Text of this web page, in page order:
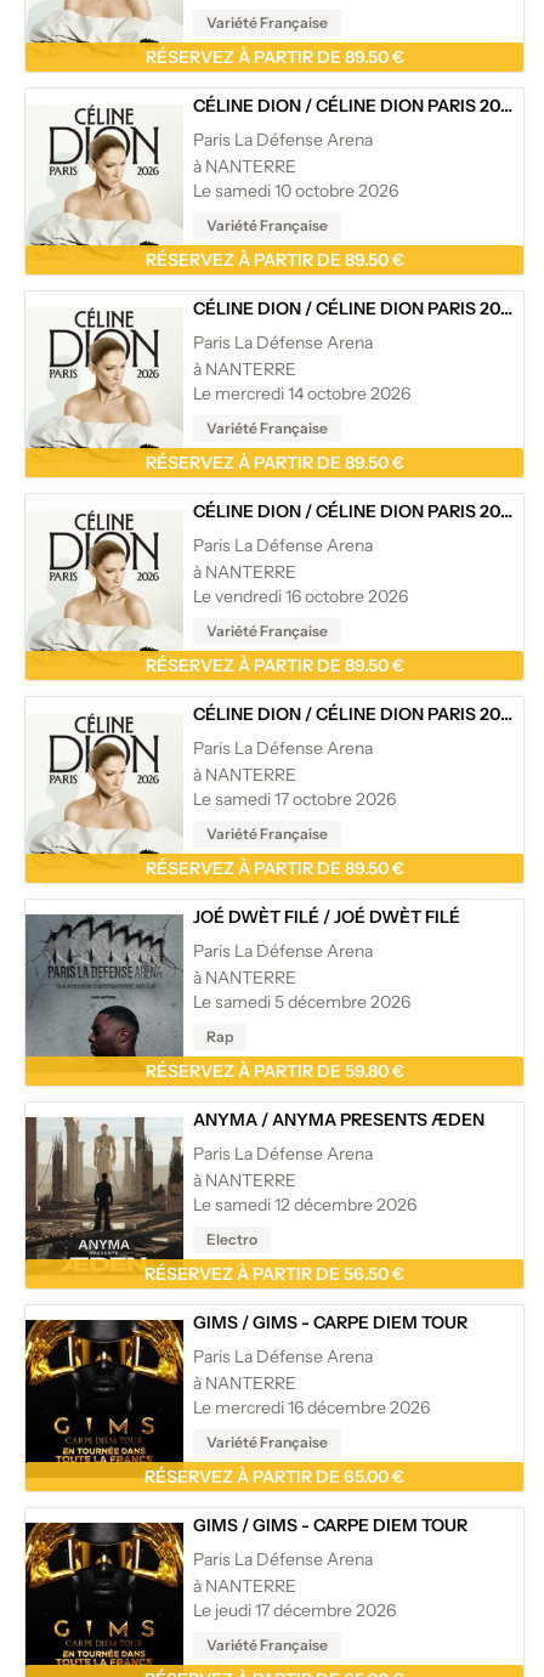
Variété Française
RÉSERVEZ À PARTIR DE 89.50 €
CÉLINE DION /CÉLINE DION PARIS 2026
Paris La Défense Arena
à NANTERRE
Le samedi 10 octobre 2026
Variété Française
RÉSERVEZ À PARTIR DE 89.50 €
CÉLINE DION /CÉLINE DION PARIS 2026
Paris La Défense Arena
à NANTERRE
Le mercredi 14 octobre 2026
Variété Française
RÉSERVEZ À PARTIR DE 89.50 €
CÉLINE DION /CÉLINE DION PARIS 2026
Paris La Défense Arena
à NANTERRE
Le vendredi 16 octobre 2026
Variété Française
RÉSERVEZ À PARTIR DE 89.50 €
CÉLINE DION /CÉLINE DION PARIS 2026
Paris La Défense Arena
à NANTERRE
Le samedi 17 octobre 2026
Variété Française
RÉSERVEZ À PARTIR DE 89.50 €
JOÉ DWÈT FILÉ /JOÉ DWÈT FILÉ
Paris La Défense Arena
à NANTERRE
Le samedi 5 décembre 2026
Rap
RÉSERVEZ À PARTIR DE 59.80 €
ANYMA /ANYMA PRESENTS ÆDEN
Paris La Défense Arena
à NANTERRE
Le samedi 12 décembre 2026
Electro
RÉSERVEZ À PARTIR DE 56.50 €
GIMS /GIMS - CARPE DIEM TOUR
Paris La Défense Arena
à NANTERRE
Le mercredi 16 décembre 2026
Variété Française
RÉSERVEZ À PARTIR DE 65.00 €
GIMS /GIMS - CARPE DIEM TOUR
Paris La Défense Arena
à NANTERRE
Le jeudi 17 décembre 2026
Variété Française